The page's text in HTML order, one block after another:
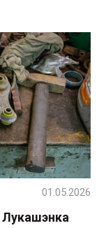
Лукашэнка
01.05.2026